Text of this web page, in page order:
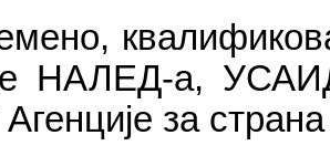
НАЛЕД-а,
Агенције за